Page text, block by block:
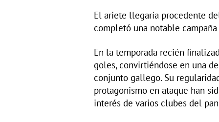
El ariete llegaría procedente
completó una notable
En la temporada recién
goles, convirtiéndose en una
conjunto gallego. Su
protagonismo en ataque han
interés de varios clubes del